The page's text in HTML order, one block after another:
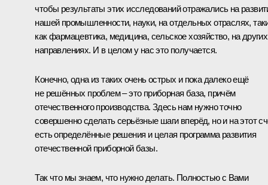
чтобы результаты этих исследований отражались на
нашей промышленности, науки, на отдельных отраслях,
как фармацевтика, медицина, сельское хозяйство, на других
направлениях. И в целом у нас это получается.
Конечно, одна из таких очень острых и пока далеко ещё
не решённых проблем ‒ это приборная база, причём
отечественного производства. Здесь нам нужно точно
совершенно сделать серьёзные шаги вперёд, но и на этот
есть определённые решения и целая программа развития
отечественной приборной базы.
Так что мы знаем, что нужно делать. Полностью с Вами